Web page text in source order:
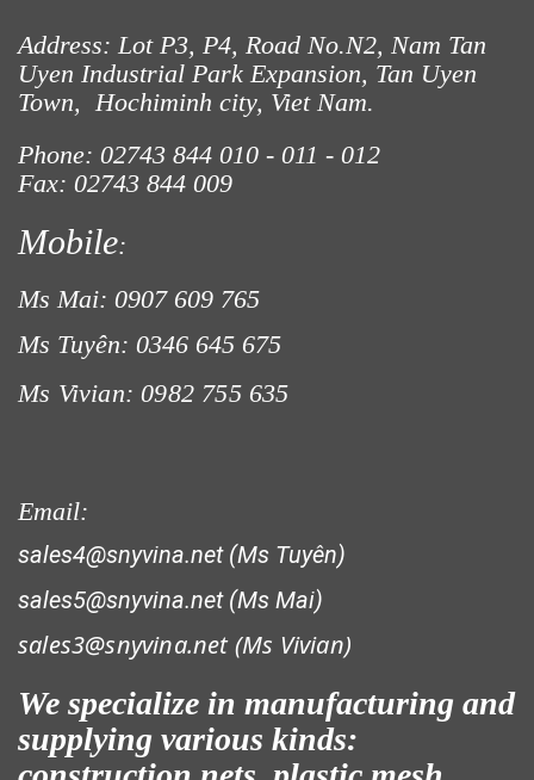
LƯỚI CHE NẮNG
Address: Lot P3, P4, Road No.N2, Nam Tan
Uyen Industrial Park Expansion, Tan Uyen
Town, Hochiminh city, Viet Nam.
Phone: 02743 844 010 - 011 - 012
Fax: 02743 844 009
Mobile:
Ms Mai: 0907 609 765
Ms Tuyên: 0346 645 675
Ms Vivian: 0982 755 635
Email:
sales4@snyvina.net (Ms Tuyên)
sales5@snyvina.net (Ms Mai)
sales3@snyvina.net (Ms Vivian)
We specialize in manufacturing and
supplying various kinds: